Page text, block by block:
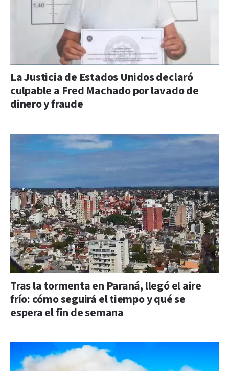
La Justicia de Estados Unidos declaró
culpable a Fred Machado por lavado de
dinero y fraude
Tras la tormenta en Paraná, llegó el aire
frío: cómo seguirá el tiempo y qué se
espera el fin de semana